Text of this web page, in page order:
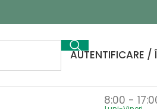
AUTENTIFICARE /
8:00 -